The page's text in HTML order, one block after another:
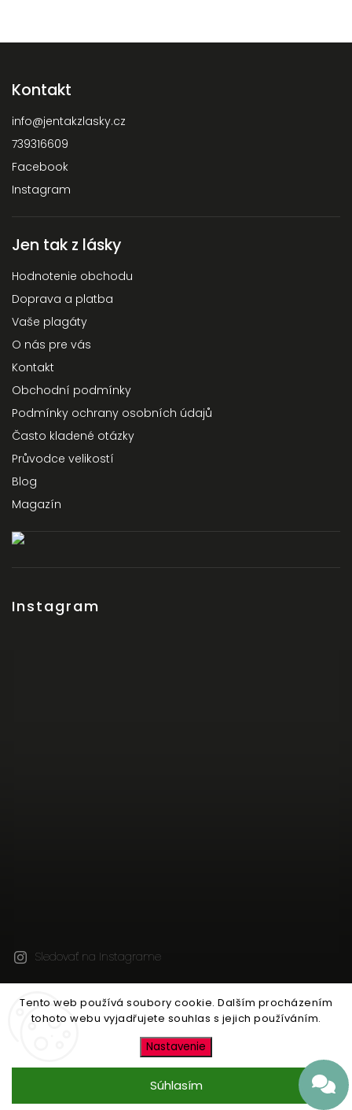
Tento web používá soubory cookie. Dalším procházením
tohoto webu vyjadřujete souhlas s jejich používáním.
Nastavenie
Súhlasím
Kontakt
info@jentakzlasky.cz
739316609
Facebook
Instagram
Jen tak z lásky
Hodnotenie obchodu
Doprava a platba
Vaše plagáty
O nás pre vás
Kontakt
Obchodní podmínky
Podmínky ochrany osobních údajů
Často kladené otázky
Průvodce velikostí
Blog
Magazín
Instagram
Sledovať na Instagrame
Copyright 2026JEN TAK Z LÁSKY. Všetky práva
vyhradené.
Upraviť nastavenie cookies